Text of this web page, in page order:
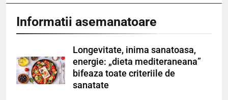
Informatii asemanatoare
Longevitate, inima sanatoasa,
energie: „dieta mediteraneana”
bifeaza toate criteriile de
sanatate